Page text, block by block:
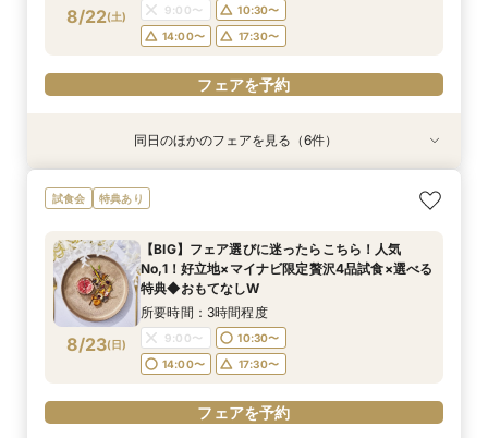
フェアを予約
フェアを予約
フェアを予約
フェアを予約
フェアを予約
フェアを予約
8/22(土) 9:00〜
10:30〜
14:00〜
17:30〜
フェアを予約
特典あり
8/22(土
＼料理重視の方へ／最高グレードへUP特典付◎
人気料理演出体験
9:00〜
10:30〜
14:00〜
17:30〜
フェアを予約
特典あり
8/22(土
＼会費婚を検討の方向け／試食付き◎お披露目
パーティー相談会
9:00〜
10:30〜
14:00〜
17:30〜
フェアを予約
特典あり
8/22(土
＼駅直結＆ワンフロア貸切／持込OK×自由度◎贅
沢空間で叶うW
9:00〜
10:30〜
14:00〜
17:30〜
フェアを予約
特典あり
8/22(土
【自己負担ゼロで叶う】パーティースタイル提
案！コスパ◎相談会
9:00〜
10:30〜
14:00〜
17:30〜
フェアを予約
特典あり
8/22(土
＼1件目来館特典有／贅沢試食付◆見積もり＆日
程イチから相談会
9:00〜
10:30〜
14:00〜
17:30〜
フェアを予約
特典あり
8/22(土
【BIG】フェア選びに迷ったらこちら！人気
No,1！好立地×マイナビ限定贅沢4品試食×選べる
所要時間：3時間程度
9:00〜
10:30〜
14:00〜
17:30〜
フェアを予約
同日のほかのフェアを見る（6件）
試食会 特典あり
8/23(日)
【BIG】フェア選びに迷ったらこちら！人気
No,1！好立地×マイナビ限定贅沢4品試食×選べる
特典◆おもてなしW
所要時間：3時間程度
9:00〜
10:30〜
14:00〜
17:30〜
フェアを予約